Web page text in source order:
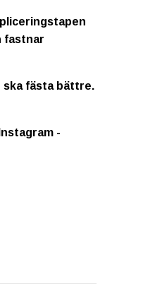
fastnar
ska fästa bättre.
-